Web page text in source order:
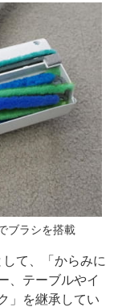
ブラシを搭載
て、「からみに
、テーブルやイ
」を継承してい